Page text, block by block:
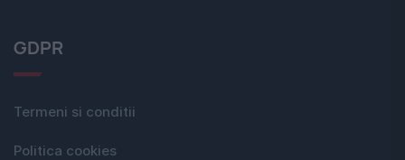
GDPR
Termeni si conditii
Politica cookies